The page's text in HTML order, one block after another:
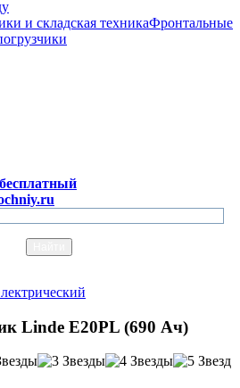
и складская техникаФронтальные
Linde E20PL (690 Ач)